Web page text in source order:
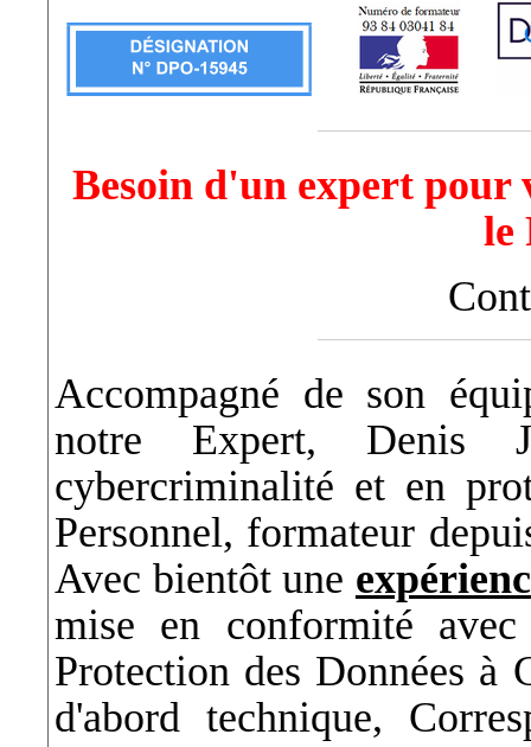
Besoin d'un expert pour
le
Accompagné de son
notre Expert, Denis
cybercriminalité et en
Personnel, formateur
Avec bientôt une
mise en conformité
Protection des Données à
d'abord technique,